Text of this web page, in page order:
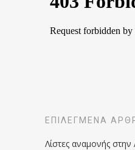
ΕΠΙΛΕΓΜΈΝΑ
Λίστες αναμονής στην